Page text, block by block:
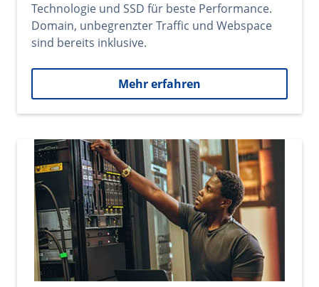
Technologie und SSD für beste Performance.
Domain, unbegrenzter Traffic und Webspace
sind bereits inklusive.
Mehr erfahren